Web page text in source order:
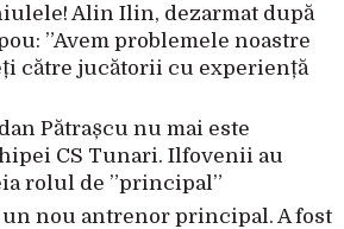
Alin Ilin, dezarmat după
”Avem problemele noastre
către jucătorii cu experiență
Pătrașcu nu mai este
CS Tunari. Ilfovenii au
rolul de ”principal”
un nou antrenor principal. A fost